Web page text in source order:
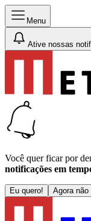
Menu
Ative nossas
Você quer ficar por
notificações em
Eu quero! Agora não